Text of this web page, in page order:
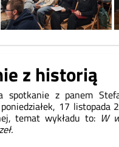
z historią
spotkanie z panem
17 listopada
temat wykładu to: W